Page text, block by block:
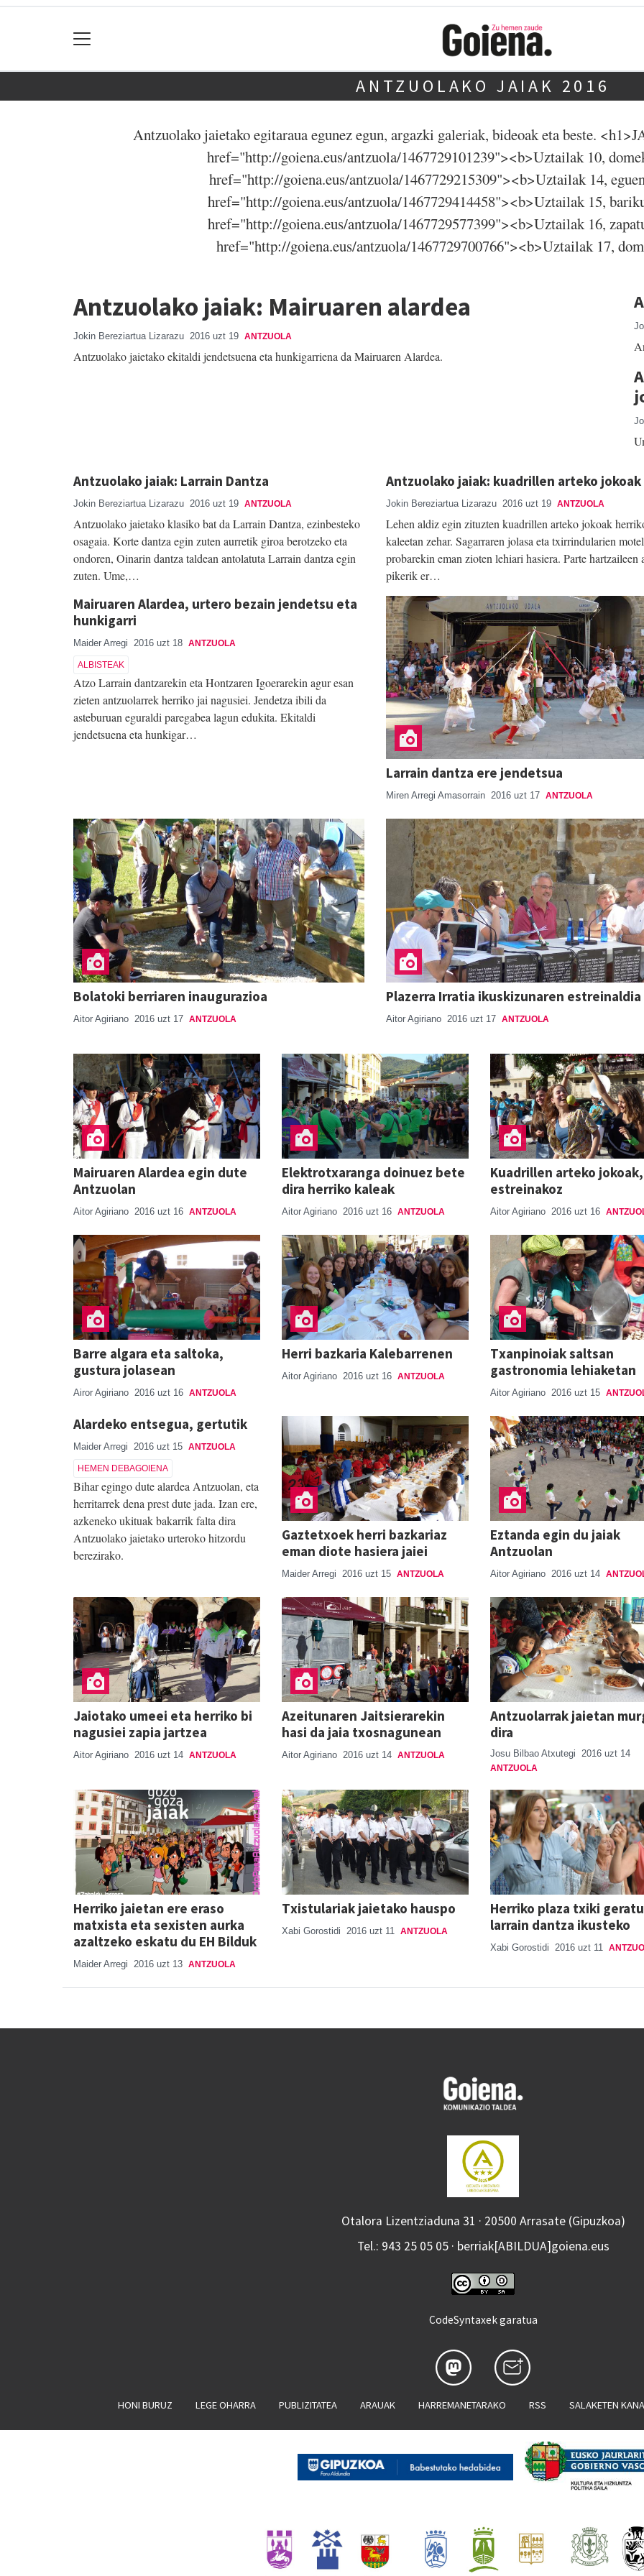
ANTZUOLAKO JAIAK 2016
Antzuolako jaietako egitaraua egunez egun, argazki galeriak, bideoak eta beste.
href="http://goiena.eus/antzuola/1467729101239"><b>Uztailak 10,
href="http://goiena.eus/antzuola/1467729215309"><b>Uztailak 14,
href="http://goiena.eus/antzuola/1467729414458"><b>Uztailak 15,
href="http://goiena.eus/antzuola/1467729577399"><b>Uztailak 16,
href="http://goiena.eus/antzuola/1467729700766"><b>Uztailak 17,
Antzuolako jaiak: Mairuaren alardea
Jokin Bereziartua Lizarazu 2016 uzt 19 ANTZUOLA
Antzuolako jaietako ekitaldi jendetsuena eta hunkigarriena da Mairuaren Alardea.
Antzuolako jaiak: Larrain Dantza
Jokin Bereziartua Lizarazu 2016 uzt 19 ANTZUOLA
Antzuolako jaietako klasiko bat da Larrain Dantza, ezinbesteko
osagaia. Korte dantza egin zuten aurretik giroa berotzeko eta
ondoren, Oinarin dantza taldean antolatuta Larrain dantza egin
zuten. Ume,…
Antzuolako jaiak: kuadrillen arteko jokoak
Jokin Bereziartua Lizarazu 2016 uzt 19 ANTZUOLA
Lehen aldiz egin zituzten kuadrillen arteko jokoak
kaleetan zehar. Sagarraren jolasa eta txirrindularien
probarekin eman zioten lehiari hasiera. Parte hartzaileen
pikerik er…
Mairuaren Alardea, urtero bezain jendetsu eta
hunkigarri
Maider Arregi 2016 uzt 18 ANTZUOLA
ALBISTEAK
Atzo Larrain dantzarekin eta Hontzaren Igoerarekin agur esan
zieten antzuolarrek herriko jai nagusiei. Jendetza ibili da
asteburuan eguraldi paregabea lagun edukita. Ekitaldi
jendetsuena eta hunkigar…
Larrain dantza ere jendetsua
Miren Arregi Amasorrain 2016 uzt 17 ANTZUOLA
Bolatoki berriaren inaugurazioa
Aitor Agiriano 2016 uzt 17 ANTZUOLA
Plazerra Irratia ikuskizunaren estreinaldia
Aitor Agiriano 2016 uzt 17 ANTZUOLA
Mairuaren Alardea egin dute
Antzuolan
Aitor Agiriano 2016 uzt 16 ANTZUOLA
Elektrotxaranga doinuez bete
dira herriko kaleak
Aitor Agiriano 2016 uzt 16 ANTZUOLA
Kuadrillen arteko jokoak,
estreinakoz
Aitor Agiriano 2016 uzt 16
Barre algara eta saltoka,
gustura jolasean
Airor Agiriano 2016 uzt 16 ANTZUOLA
Herri bazkaria Kalebarrenen
Aitor Agiriano 2016 uzt 16 ANTZUOLA
Txanpinoiak saltsan
gastronomia lehiaketan
Aitor Agiriano 2016 uzt 15
Alardeko entsegua, gertutik
Maider Arregi 2016 uzt 15 ANTZUOLA
HEMEN DEBAGOIENA
Bihar egingo dute alardea Antzuolan, eta
herritarrek dena prest dute jada. Izan ere,
azkeneko ukituak bakarrik falta dira
Antzuolako jaietako urteroko hitzordu
berezirako.
Gaztetxoek herri bazkariaz
eman diote hasiera jaiei
Maider Arregi 2016 uzt 15 ANTZUOLA
Eztanda egin du jaiak
Antzuolan
Aitor Agiriano 2016 uzt 14
Jaiotako umeei eta herriko bi
nagusiei zapia jartzea
Aitor Agiriano 2016 uzt 14 ANTZUOLA
Azeitunaren Jaitsierarekin
hasi da jaia txosnagunean
Aitor Agiriano 2016 uzt 14 ANTZUOLA
Antzuolarrak jaietan
dira
Josu Bilbao Atxutegi 2016 uzt 14
ANTZUOLA
Herriko jaietan ere eraso
matxista eta sexisten aurka
azaltzeko eskatu du EH Bilduk
Maider Arregi 2016 uzt 13 ANTZUOLA
Txistulariak jaietako hauspo
Xabi Gorostidi 2016 uzt 11 ANTZUOLA
Herriko plaza txiki
larrain dantza ikusteko
Xabi Gorostidi 2016 uzt 11
Otalora Lizentziaduna 31 · 20500 Arrasate (Gipuzkoa)
Tel.: 943 25 05 05 · berriak[ABILDUA]goiena.eus
CodeSyntaxek garatua
HONI BURUZ LEGE OHARRA PUBLIZITATEA ARAUAK HARREMANETARAKO RSS SALAKETEN